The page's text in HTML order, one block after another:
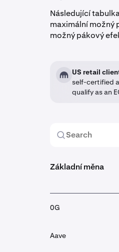
Následující
maximální možný
možný pákový
US retail
self-certified
qualify as an
Základní měna
0G
Aave